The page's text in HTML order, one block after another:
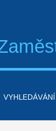
VYHLEDÁVÁNÍ